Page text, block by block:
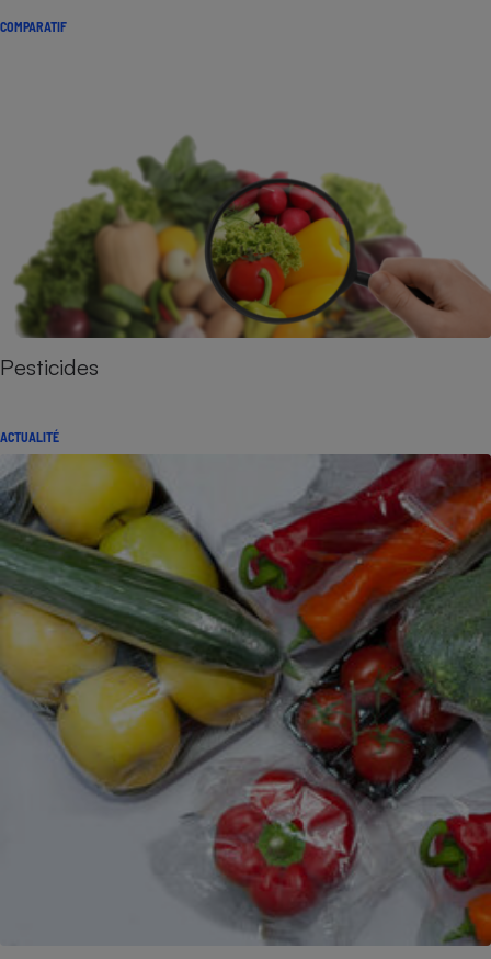
COMPARATIF
Pesticides
ACTUALITÉ